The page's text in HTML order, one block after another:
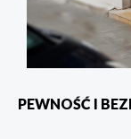
PEWNOŚĆ I